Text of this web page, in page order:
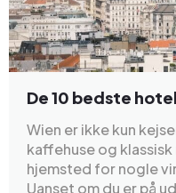
De 10 bedste
Wien er ikke kun
kaffehuse og
hjemsted for nogle
Uanset om du er på